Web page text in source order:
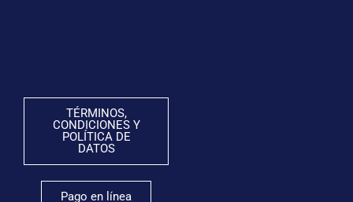
TÉRMINOS,
CONDICIONES Y
POLÍTICA DE
DATOS
Pago en línea